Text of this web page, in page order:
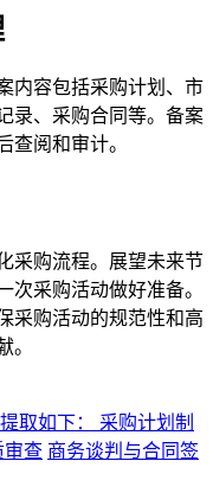
内容包括采购计划、市
录、采购合同等。备案
查阅和审计。
采购流程。展望未来节
次采购活动做好准备。
采购活动的规范性和高
。
取如下： 采购计划制
审查 商务谈判与合同签